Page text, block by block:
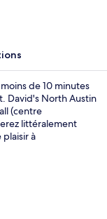
de 10 minutes
David's North Austin
(centre
littéralement
plaisir à
Cuisine
et une salle de
les
micro-ondes. Les
concerne le